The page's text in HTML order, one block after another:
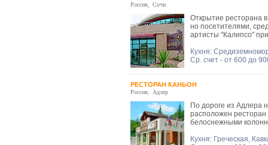
Россия Сочи
Открытие ресторана
но посетителями,
артисты "Калипсо"
Кухня:
Ср. счет - от 600 до
РЕСТОРАН КАНЬОН
Россия Адлер
По дороге из Адлера
расположен
белоснежными
Кухня: Греческая,